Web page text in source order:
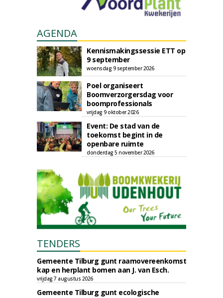
AGENDA
Kennismakingssessie ETT op
9 september
woensdag 9 september 2026
Poel organiseert
Boomverzorgersdag voor
boomprofessionals
vrijdag 9 oktober 2026
Event: De stad van de
toekomst begint in de
openbare ruimte
donderdag 5 november 2026
TENDERS
Gemeente Tilburg gunt raamovereenkomst
kap en herplant bomen aan J. van Esch.
vrijdag 7 augustus 2026
Gemeente Tilburg gunt ecologische